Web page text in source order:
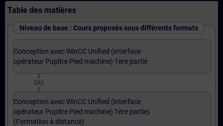
Table des matières
Niveau de base : Cours proposés sous différents formats
Conception avec WinCC Unified (interface
opérateur Pupitre Pied machine) 1ère partie
OU
Conception avec WinCC Unified (interface
opérateur Pupitre Pied machine) 1ère partie)
(Formation à distance)